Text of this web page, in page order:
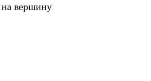
вершину